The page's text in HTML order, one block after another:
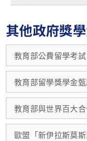
其他政府獎
教育部公費留學考試
教育部留學獎學金
教育部與世界百大
歐盟「新伊拉斯莫